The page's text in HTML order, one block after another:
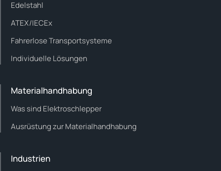
Edelstahl
ATEX/IECEx
Fahrerlose Transportsysteme
Individuelle Lösungen
Materialhandhabung
Was sind Elektroschlepper
Ausrüstung zur Materialhandhabung
Industrien